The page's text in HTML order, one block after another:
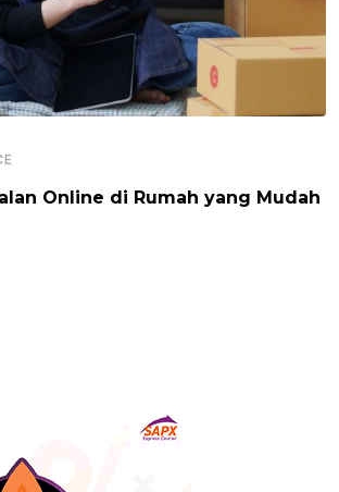
Online di Rumah yang Mudah